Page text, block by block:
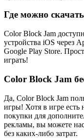
Где можно
Color Block Jam
устройства iOS через
Google Play Store.
играть!
Color Block Jam
Да, Color Block Jam
игры! Хотя в игре есть
покупки для
рекламы, вы можете
без каких-либо затрат.